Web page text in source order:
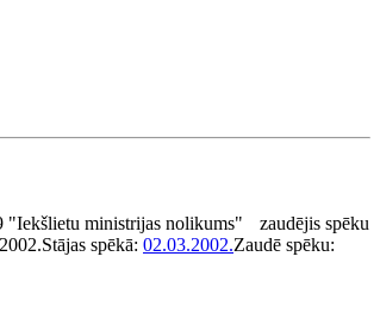
"Iekšlietu ministrijas nolikums"
zaudējis spēku
Stājas spēkā: 02.03.2002.Zaudē spēku: